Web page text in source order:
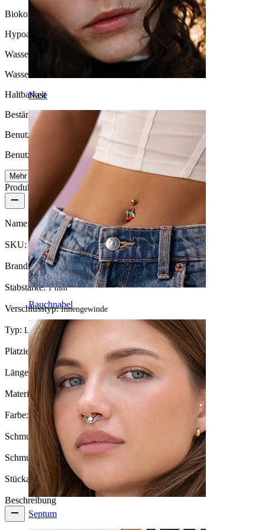
Nase
Bauchnabel
Septum
Biokompatibilität
Hypoallergen
Wasserbeständigkeit
Wasserfest
Haltbarkeit
Beständig
Benutzerfreundlichkeit
Benutzerfreundlich
Mehr lesen
Produktdetails
Name: Zweier-Set Titan-Labrets mit Weltraum-Motiv
SKU:Labret-265
Brand:Bodymod Trend
Stabstärke:1 mm
Verschlusstyp:Innengewinde
Typ: Labret, Ketten
Platzierung: Ohrläppchen, Helix, Conch
Länge:6 mm
Material: Titanium
Farbe: Silber
Schmucksteinfarbe:Durchsichtig / Blau
Schmucksteintyp: Kubischer Zirkonia
Stückanzahl:
Beschreibung